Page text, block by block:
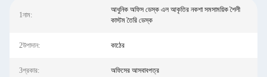
1নাম:
আধুনিক অফিস ডেস্ক এল আকৃতির নকশা সমসাময়িক শৈলী
কাস্টম তৈরি ডেস্ক
2উপাদান: কাঠের
3প্রকার: অফিসের আসবাবপত্র